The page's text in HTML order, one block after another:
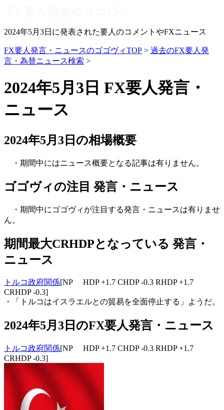
2024年5月3日に発表された要人のコメントやFXニュース
FX要人発言・ニュースのゴゴヴィTOP > 過去のFX要人発
言・為替ニュース検索 >
2024年5月3日 FX要人発言・
ニュース
2024年5月3日の相場概要
・期間中にはニュース概要となる記事は有りません。
ゴゴヴィの注目 発言・ニュース
・期間中にゴゴヴィが注目する発言・ニュースは有りませ
ん。
期間最大CRHDPとなっている 発言・
ニュース
トルコ政府関係[NP HDP +1.7 CHDP -0.3 RHDP +1.7
CRHDP -0.3]
・「トルコはイスラエルとの貿易を全面停止する」ようだ。
2024年5月3日のFX要人発言・ニュース
トルコ政府関係[NP HDP +1.7 CHDP -0.3 RHDP +1.7
CRHDP -0.3]